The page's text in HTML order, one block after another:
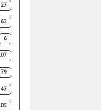
27
62
6
79
47